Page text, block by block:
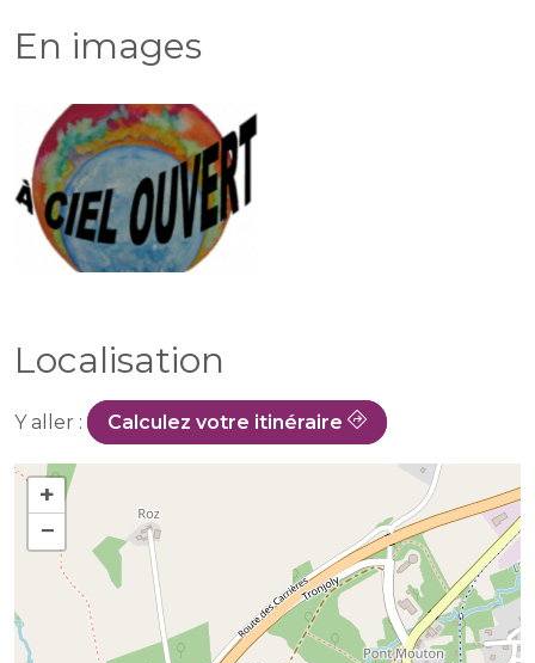
En images
Localisation
Y aller : Calculez votre itinéraire
+
−